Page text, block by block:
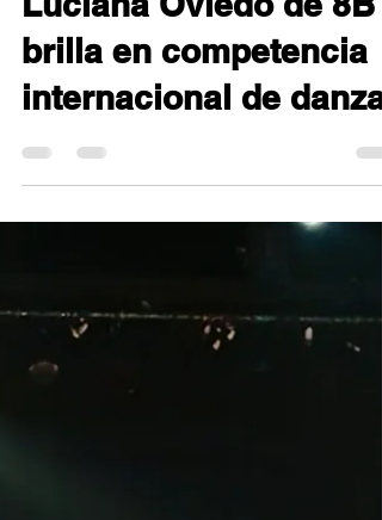
21 may
2 min de lectura
Luciana Oviedo de 8B
brilla en competencia
internacional de danza